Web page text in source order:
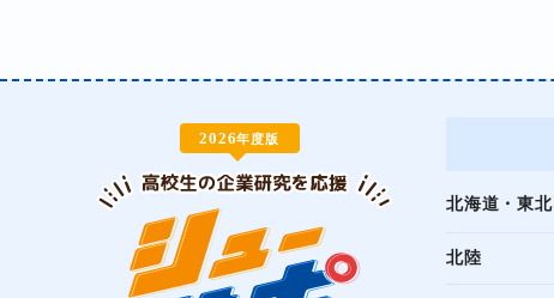
2026年度版
北海道・東北
北陸